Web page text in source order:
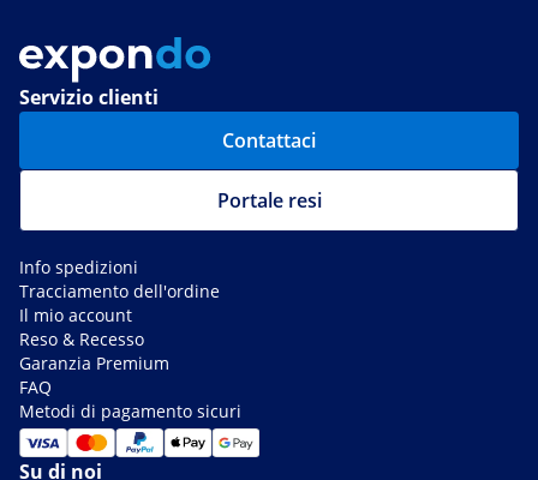
Servizio clienti
Contattaci
Portale resi
Info spedizioni
Tracciamento dell'ordine
Il mio account
Reso & Recesso
Garanzia Premium
FAQ
Metodi di pagamento sicuri
Su di noi